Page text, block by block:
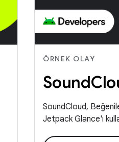
ÖRNEK OLAY
SoundCloud,
Jetpack Glance'ı